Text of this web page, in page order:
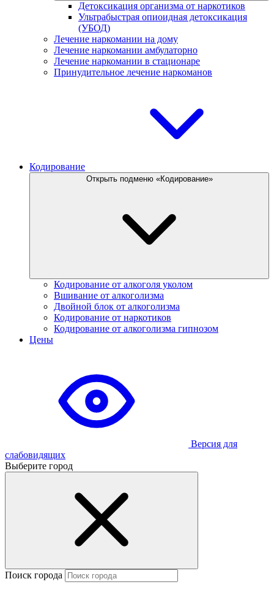
Детоксикация организма от наркотиков
Ультрабыстрая опиоидная детоксикация
(УБОД)
Лечение наркомании на дому
Лечение наркомании амбулаторно
Лечение наркомании в стационаре
Принудительное лечение наркоманов
Кодирование
Открыть подменю «Кодирование»
Кодирование от алкоголя уколом
Вшивание от алкоголизма
Двойной блок от алкоголизма
Кодирование от наркотиков
Кодирование от алкоголизма гипнозом
Цены
Версия для
слабовидящих
Выберите город
Поиск города